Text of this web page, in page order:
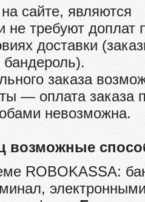
сайте, являются
не требуют доплат
доставки
бандероль).
заказа
— оплата заказа
невозможна.
возможные
ROBOKASSA: